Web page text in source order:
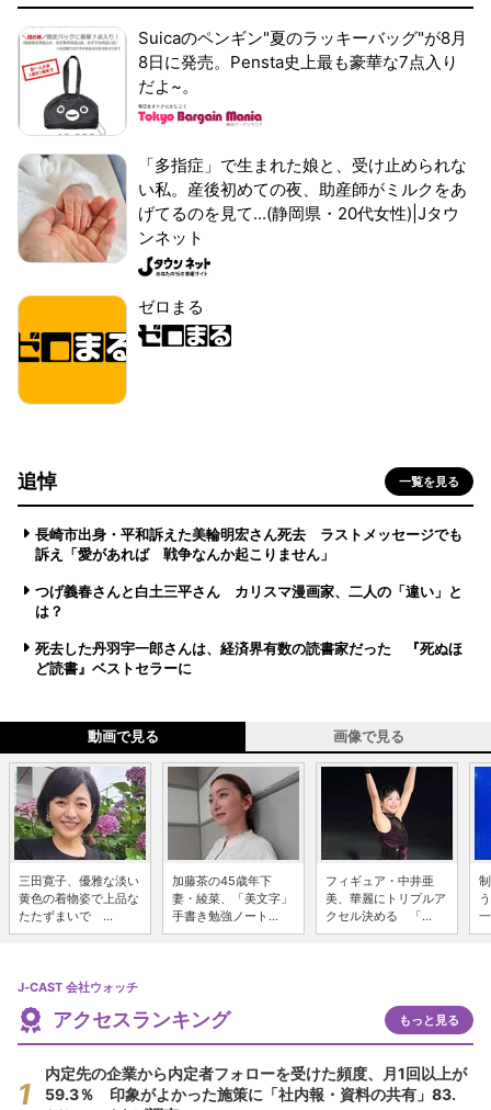
Suicaのペンギン"夏のラッキーバッグ"が8月
8日に発売。Pensta史上最も豪華な7点入り
だよ~。
「多指症」で生まれた娘と、受け止められな
い私。産後初めての夜、助産師がミルクをあ
げてるのを見て...(静岡県・20代女性)|Jタウ
ンネット
ゼロまる
追悼 一覧を見る
長崎市出身・平和訴えた美輪明宏さん死去 ラストメッセージでも
訴え「愛があれば 戦争なんか起こりません」
つげ義春さんと白土三平さん カリスマ漫画家、二人の「違い」と
は？
死去した丹羽宇一郎さんは、経済界有数の読書家だった 『死ぬほ
ど読書』ベストセラーに
動画で見る 画像で見る
三田寛子、優雅な淡い
黄色の着物姿で上品な
たたずまいで ...
加藤茶の45歳年下
妻・綾菜、「美文字」
手書き勉強ノート...
フィギュア・中井亜
美、華麗にトリプルア
クセル決める 「...
J-CAST 会社ウォッチ
アクセスランキング もっと見る
内定先の企業から内定者フォローを受けた頻度、月1回以上が
59.3％ 印象がよかった施策に「社内報・資料の共有」83.